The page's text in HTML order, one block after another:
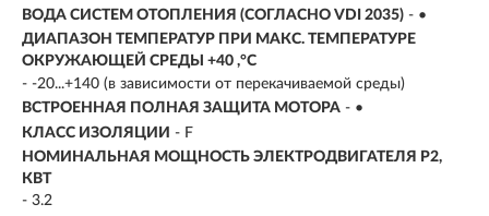
ВОДА СИСТЕМ ОТОПЛЕНИЯ (СОГЛАСНО VDI 2035) - •
ДИАПАЗОН ТЕМПЕРАТУР ПРИ МАКС. ТЕМПЕРАТУРЕ
ОКРУЖАЮЩЕЙ СРЕДЫ +40 ,°C
- -20...+140 (в зависимости от перекачиваемой среды)
ВСТРОЕННАЯ ПОЛНАЯ ЗАЩИТА МОТОРА - •
КЛАСС ИЗОЛЯЦИИ - F
НОМИНАЛЬНАЯ МОЩНОСТЬ ЭЛЕКТРОДВИГАТЕЛЯ P2,
КВТ
- 3.2